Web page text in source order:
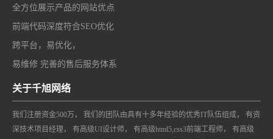
全方位展示产品的网站优点
前端代码深度符合SEO优化
跨平台，易优化，
易维修 完善的售后服务体系
关于千旭网络
我们注册资金500万， 我们的团队由具有十多年经验的优秀IT队伍组成， 有资
深技术项目经理， 有高级UI设计师， 有高级html5,css3前端工程师， 有高级